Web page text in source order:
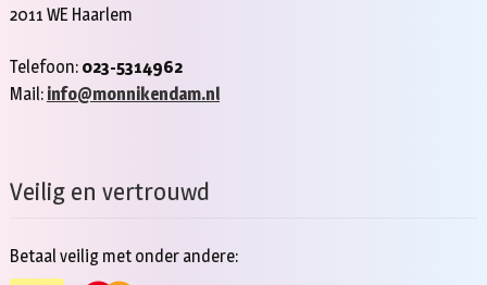
2011 WE Haarlem
Telefoon: 023-5314962
Mail: info@monnikendam.nl
Veilig en vertrouwd
Betaal veilig met onder andere: